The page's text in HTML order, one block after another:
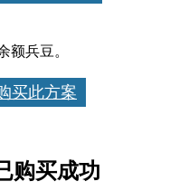
额兵豆。
买此方案
购买成功